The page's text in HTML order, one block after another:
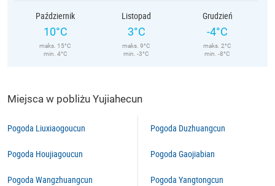
Październik
10°C
maks. 15°C
min. 4°C
Listopad
3°C
maks. 9°C
min. -3°C
Grudzień
-4°C
maks. 2°C
min. -8°C
Miejsca w pobliżu Yujiahecun
Pogoda Liuxiaogoucun
Pogoda Houjiagoucun
Pogoda Wangzhuangcun
Pogoda Duzhuangcun
Pogoda Gaojiabian
Pogoda Yangtongcun